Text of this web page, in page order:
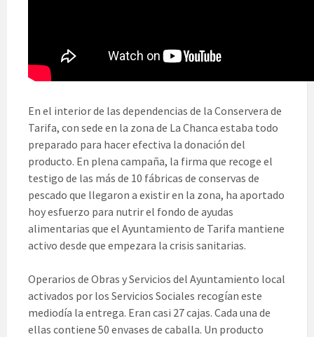
En el interior de las dependencias de la Conservera de
Tarifa, con sede en la zona de La Chanca estaba todo
preparado para hacer efectiva la donación del
producto. En plena campaña, la firma que recoge el
testigo de las más de 10 fábricas de conservas de
pescado que llegaron a existir en la zona, ha aportado
hoy esfuerzo para nutrir el fondo de ayudas
alimentarias que el Ayuntamiento de Tarifa mantiene
activo desde que empezara la crisis sanitarias.
Operarios de Obras y Servicios del Ayuntamiento local
activados por los Servicios Sociales recogían este
mediodía la entrega. Eran casi 27 cajas. Cada una de
ellas contiene 50 envases de caballa. Un producto